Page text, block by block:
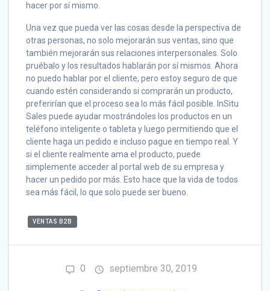
hacer por sí mismo.
Una vez que pueda ver las cosas desde la perspectiva de
otras personas, no solo mejorarán sus ventas, sino que
también mejorarán sus relaciones interpersonales. Solo
pruébalo y los resultados hablarán por sí mismos. Ahora
no puedo hablar por el cliente, pero estoy seguro de que
cuando estén considerando si comprarán un producto,
preferirían que el proceso sea lo más fácil posible. InSitu
Sales puede ayudar mostrándoles los productos en un
teléfono inteligente o tableta y luego permitiendo que el
cliente haga un pedido e incluso pague en tiempo real. Y
si el cliente realmente ama el producto, puede
simplemente acceder al portal web de su empresa y
hacer un pedido por más. Esto hace que la vida de todos
sea más fácil, lo que solo puede ser bueno.
VENTAS B2B
0 septiembre 30, 2019